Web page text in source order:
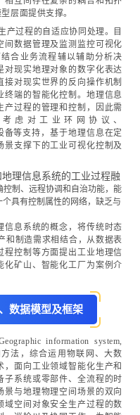
层面提供支撑。
产过程的自适应协同处理。目
间数据管理及监测监控可视化
合业务流程辅以辅助分析决
对现实地理对象的数字化表达
对现实世界的反向操作机制
终端的智能化控制。地理信息
产过程的管理和控制，因此需
虑对工业环网协议、
备等支持，基于地理信息在定
支撑下的工业可视化控制及
地理信息系统的工业过程融
制、远程协调和自治功能，能
具有控制属性的网络，缺乏与
信息系统的概念，将传统时态
和制造需求相结合，从数据表
程控制等方面提出工业地理信
化矿山、智能化工厂为案例介
数据模型及框架
information system,
法，综合运用物联网、大数
面向工业领域智能化生产和
子系统或零部件、全流程的时
与地理物理空间场景的双向
域空间对象安全生产过程的数